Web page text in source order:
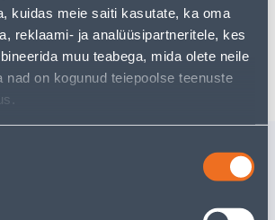
kuidas meie saiti kasutate, ka oma
reklaami- ja analüüsipartneritele, kes
muu teabega, mida olete neile
nad on kogunud teiepoolse teenuste
al. 2,29 € al. 2-5 tööpäeva
10.08.2026